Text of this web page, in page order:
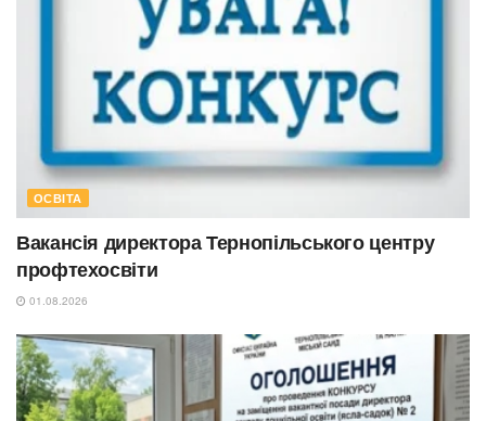
ОСВІТА
Вакансія директора Тернопільського центру
профтехосвіти
01.08.2026